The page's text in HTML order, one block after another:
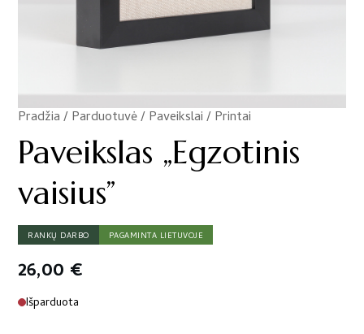
Pradžia/Parduotuvė/Paveikslai / Printai
/
Paveikslas „Egzotinis
vaisius”
RANKŲ DARBO PAGAMINTA LIETUVOJE
26,00 €
Išparduota